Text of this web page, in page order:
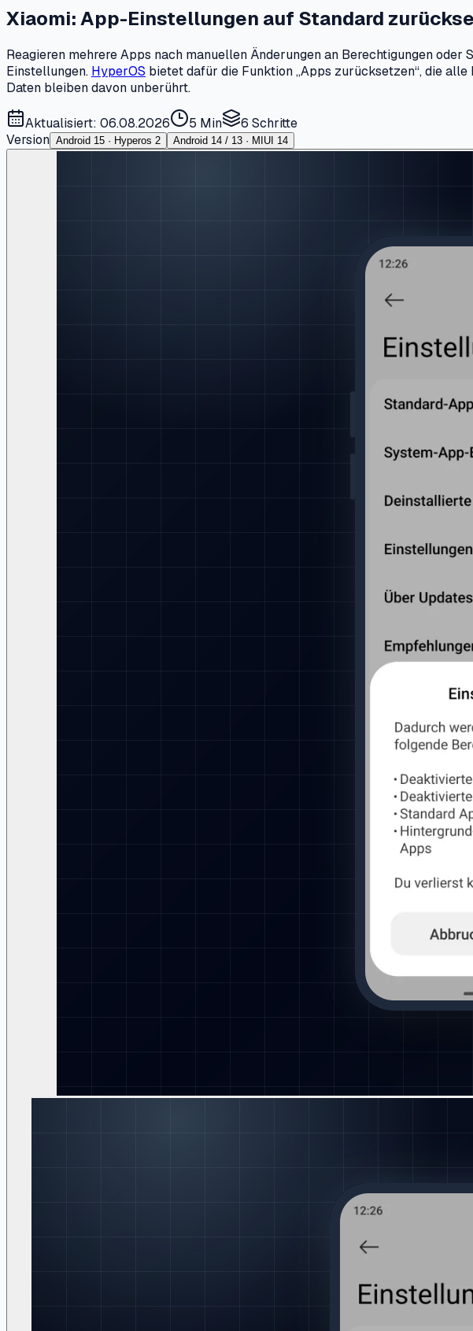
Xiaomi: App-Einstellungen auf Standard
Reagieren mehrere Apps nach manuellen Änderungen an Berechtigungen
Einstellungen. HyperOS bietet dafür die Funktion „Apps zurücksetzen“, die
Daten bleiben davon unberührt.
Aktualisiert: 06.08.2026 5 Min 6 Schritte
Version Android 15 · Hyperos 2 Android 14 / 13 · MIUI 14